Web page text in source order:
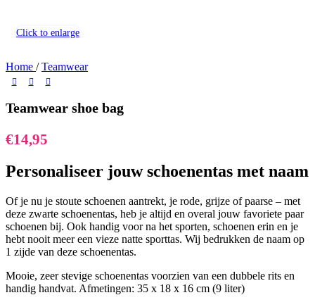
Click to enlarge
Home / Teamwear
Teamwear shoe bag
€14,95
Personaliseer jouw schoenentas met naam
Of je nu je stoute schoenen aantrekt, je rode, grijze of paarse – met
deze zwarte schoenentas, heb je altijd en overal jouw favoriete paar
schoenen bij. Ook handig voor na het sporten, schoenen erin en je
hebt nooit meer een vieze natte sporttas. Wij bedrukken de naam op
1 zijde van deze schoenentas.
Mooie, zeer stevige schoenentas voorzien van een dubbele rits en
handig handvat. Afmetingen: 35 x 18 x 16 cm (9 liter)